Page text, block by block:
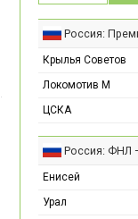
Россия:
Крылья Советов
Локомотив М
ЦСКА
Россия: ФНЛ
Енисей
Урал